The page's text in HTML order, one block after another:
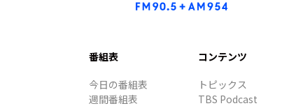
番組表
今日の番組表
週間番組表
コンテンツ
トピックス
TBS Podcast